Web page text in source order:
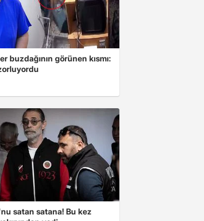
buzdağının görünen kısmı:
satan satana! Bu kez